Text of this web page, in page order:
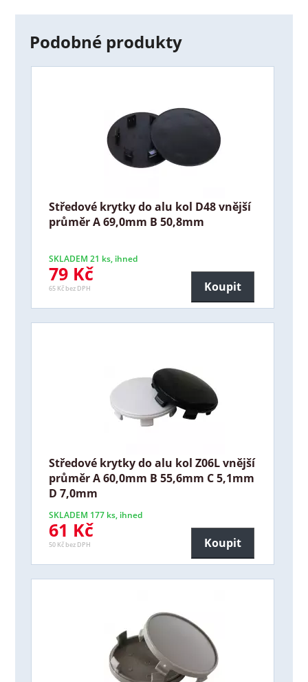
Podobné produkty
Středové krytky do alu kol D48 vnější
průměr A 69,0mm B 50,8mm
SKLADEM 21 ks, ihned
79 Kč
65 Kč bez DPH Koupit
Středové krytky do alu kol Z06L vnější
průměr A 60,0mm B 55,6mm C 5,1mm
D 7,0mm
SKLADEM 177 ks, ihned
61 Kč
50 Kč bez DPH Koupit